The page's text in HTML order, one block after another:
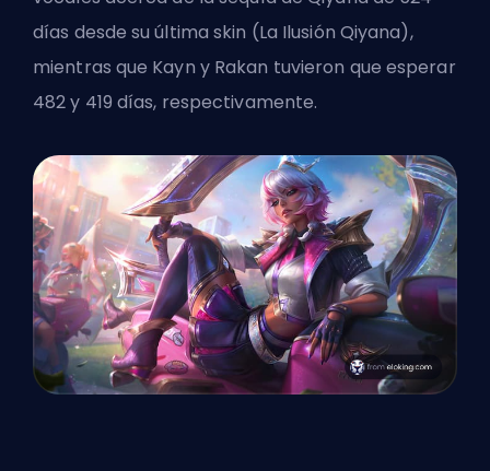
días desde su última skin (La Ilusión Qiyana),
mientras que Kayn y Rakan tuvieron que esperar
482 y 419 días, respectivamente.